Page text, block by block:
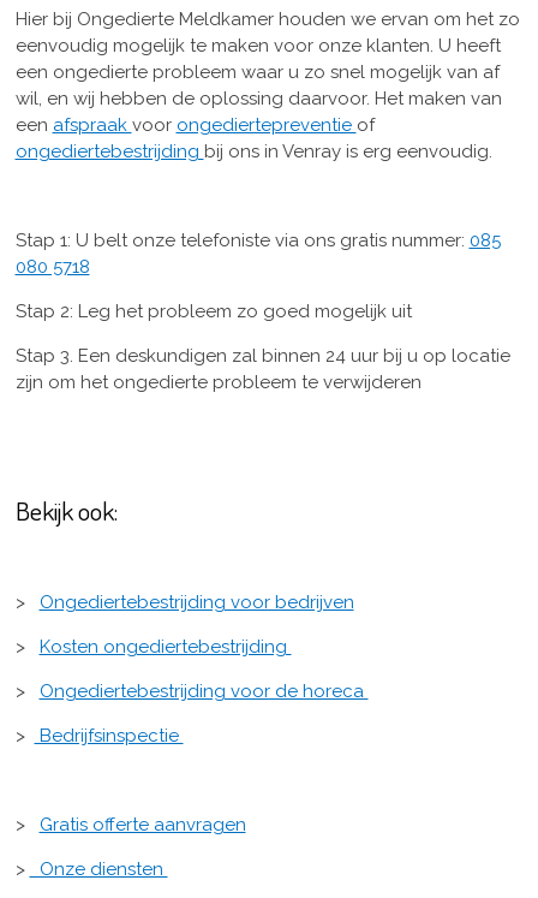
Hier bij Ongedierte Meldkamer houden we ervan om het zo
eenvoudig mogelijk te maken voor onze klanten. U heeft
een ongedierte probleem waar u zo snel mogelijk van af
wil, en wij hebben de oplossing daarvoor. Het maken van
een afspraak voor ongediertepreventie of
ongediertebestrijding bij ons in Venray is erg eenvoudig.
Stap 1: U belt onze telefoniste via ons gratis nummer: 085
080 5718
Stap 2: Leg het probleem zo goed mogelijk uit
Stap 3. Een deskundigen zal binnen 24 uur bij u op locatie
zijn om het ongedierte probleem te verwijderen
Bekijk ook:
> Ongediertebestrijding voor bedrijven
> Kosten ongediertebestrijding
> Ongediertebestrijding voor de horeca
> Bedrijfsinspectie
> Gratis offerte aanvragen
> Onze diensten